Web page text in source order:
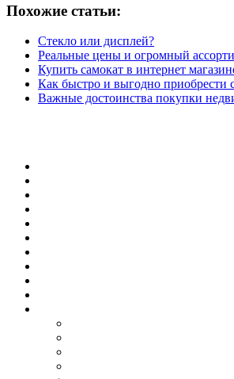
Похожие статьи:
Стекло или дисплей?
Реальные цены и огромный
Купить самокат в интернет
Как быстро и выгодно приобрести
Важные достоинства покупки